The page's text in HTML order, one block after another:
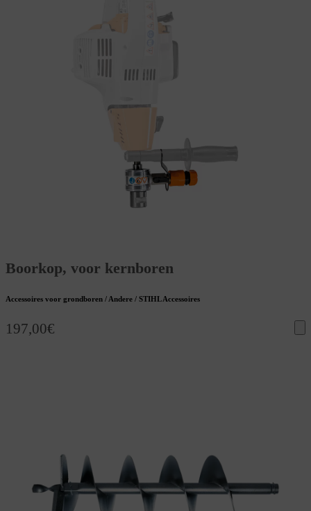
Boorkop, voor kernboren
Accessoires voor grondboren / Andere / STIHL Accessoires
197,00€